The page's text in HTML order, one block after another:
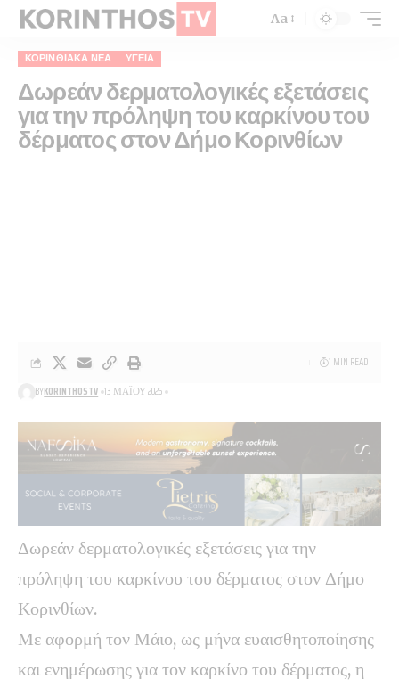
Aa
ΚΟΡΙΝΘΙΑΚΆ ΝΈΑ ΥΓΕΊΑ
Δωρεάν δερματολογικές εξετάσεις
για την πρόληψη του καρκίνου του
δέρματος στον Δήμο Κορινθίων
BYKORINTHOSTV 13 ΜΑΪ́ΟΥ 2026
1 MIN READ
Δωρεάν δερματολογικές εξετάσεις για την
πρόληψη του καρκίνου του δέρματος στον Δήμο
Κορινθίων.
Με αφορμή τον Μάιο, ως μήνα ευαισθητοποίησης
και ενημέρωσης για τον καρκίνο του δέρματος, η